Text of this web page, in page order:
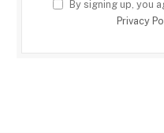
By signing up, you
Privacy